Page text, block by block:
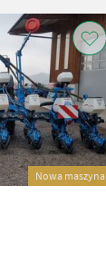
Nowa maszyna